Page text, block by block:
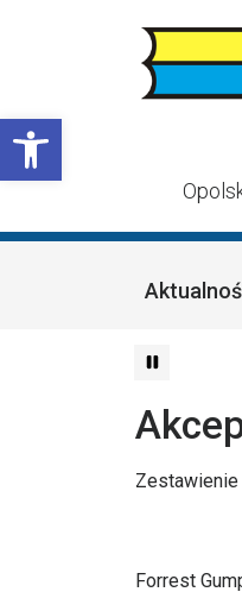
Otwórz pasek
Forrest